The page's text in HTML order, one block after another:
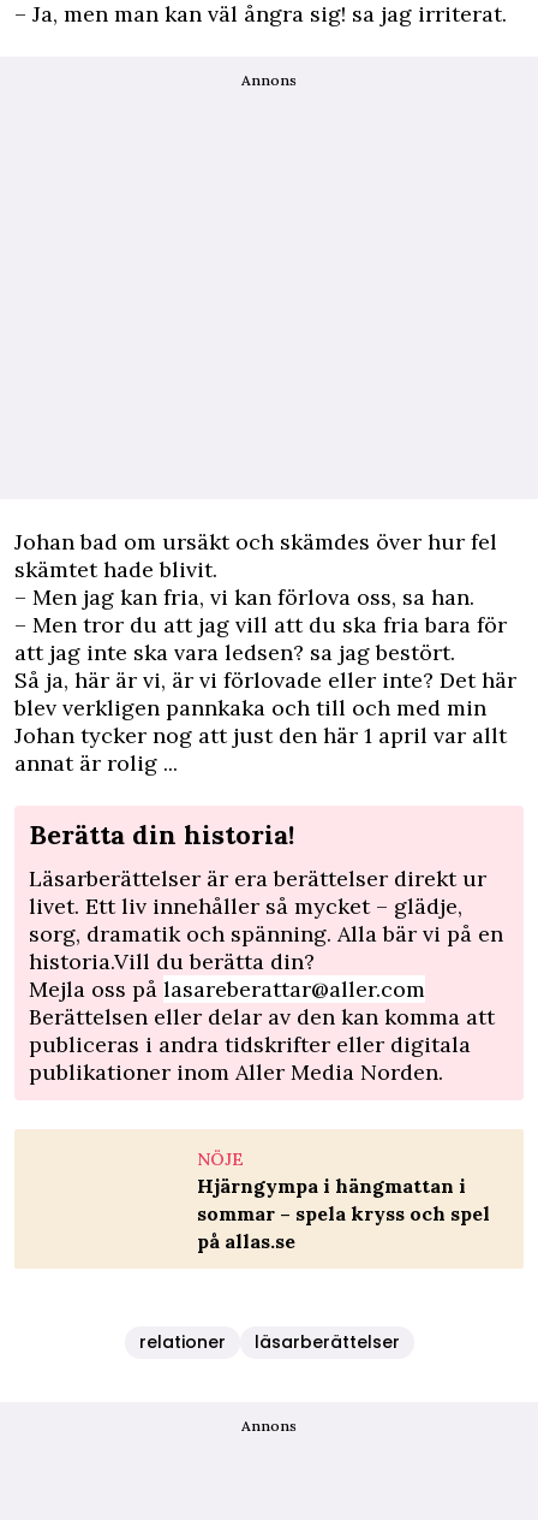
– Ja, men man kan väl ångra sig! sa jag irriterat.
Annons
Johan bad om ursäkt och skämdes över hur fel
skämtet hade blivit.
– Men jag kan fria, vi kan förlova oss, sa han.
– Men tror du att jag vill att du ska fria bara för
att jag inte ska vara ledsen? sa jag bestört.
Så ja, här är vi, är vi förlovade eller inte? Det här
blev verkligen pannkaka och till och med min
Johan tycker nog att just den här 1 april var allt
annat är rolig ...
Berätta din historia!
Läsarberättelser är era berättelser direkt ur
livet. Ett liv innehåller så mycket – glädje,
sorg, dramatik och spänning. Alla bär vi på en
historia.Vill du berätta din?
Mejla oss på lasareberattar@aller.com
Berättelsen eller delar av den kan komma att
publiceras i andra tidskrifter eller digitala
publikationer inom Aller Media Norden.
NÖJE
Hjärngympa i hängmattan i
sommar – spela kryss och spel
på allas.se
relationer läsarberättelser
Annons